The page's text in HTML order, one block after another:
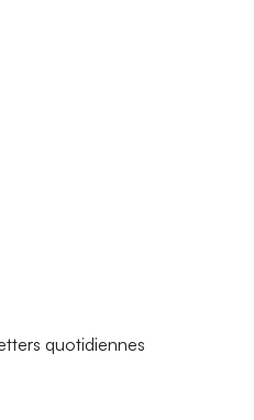
quotidiennes